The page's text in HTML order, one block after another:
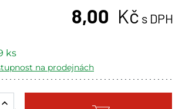
8,00 Kč s DPH
ks
na prodejnách